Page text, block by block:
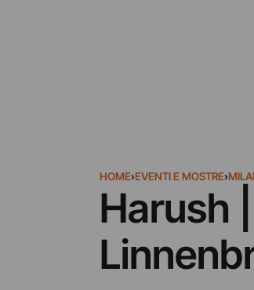
HOME›EVENTI E MOSTRE›
Harush